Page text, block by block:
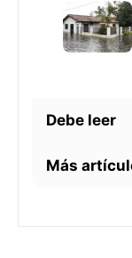
Debe leer
Más